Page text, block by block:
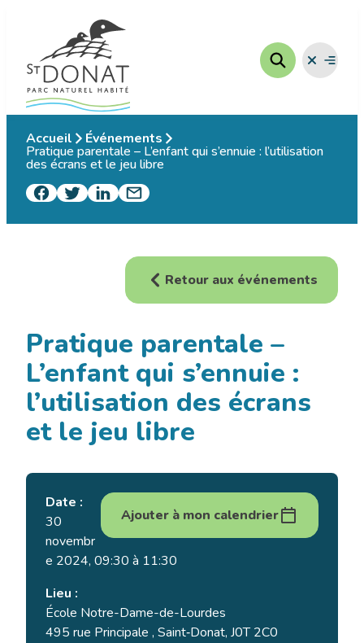
contenu
Fermer
le
Ouvrir
le
Accueil Événements
Pratique parentale – L’enfant qui s’ennuie : l’utilisation
des écrans et le jeu libre
Retour aux événements
Pratique parentale –
L’enfant qui s’ennuie :
l’utilisation des écrans
et le jeu libre
Ajouter à mon calendrier
Date :
30
novembr
e 2024, 09:30 à 11:30
Lieu :
École Notre-Dame-de-Lourdes
495 rue Principale , Saint‑Donat, J0T 2C0